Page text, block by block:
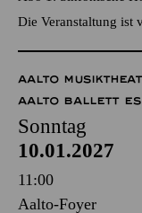
- 115,00 95,00 60,00
Abo 1: Sinfonische
Die Veranstaltung ist
AALTO
AALTO BALLETT
Sonntag
10.01.2027